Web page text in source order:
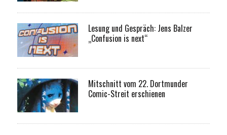
Lesung und Gespräch: Jens Balzer
„Confusion is next“
Mitschnitt vom 22. Dortmunder
Comic-Streit erschienen